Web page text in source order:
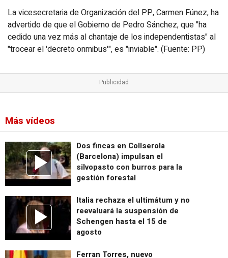
La vicesecretaria de Organización del PP, Carmen Fúnez, ha
advertido de que el Gobierno de Pedro Sánchez, que "ha
cedido una vez más al chantaje de los independentistas" al
"trocear el 'decreto onmibus'", es "inviable". (Fuente: PP)
Más vídeos
Dos fincas en Collserola
(Barcelona) impulsan el
silvopasto con burros para la
gestión forestal
Italia rechaza el ultimátum y no
reevaluará la suspensión de
Schengen hasta el 15 de
agosto
Ferran Torres, nuevo